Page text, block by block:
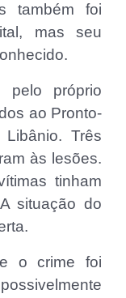
também foi
mas seu
pelo próprio
ao Pronto-
Três
às lesões.
tinham
situação do
o crime foi